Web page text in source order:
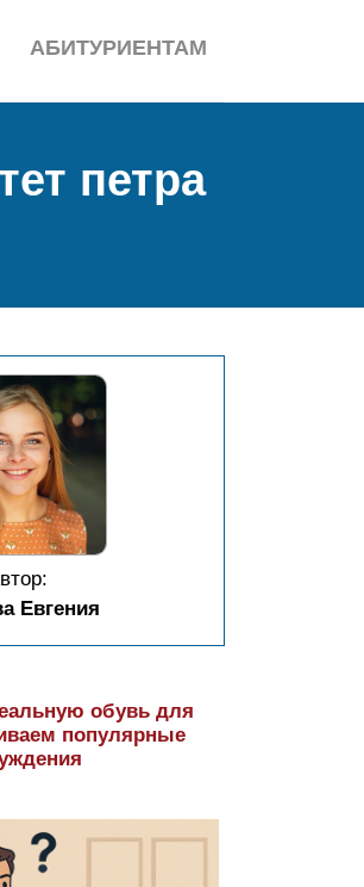
АБИТУРИЕНТАМ
петра
Евгения
обувь для
популярные